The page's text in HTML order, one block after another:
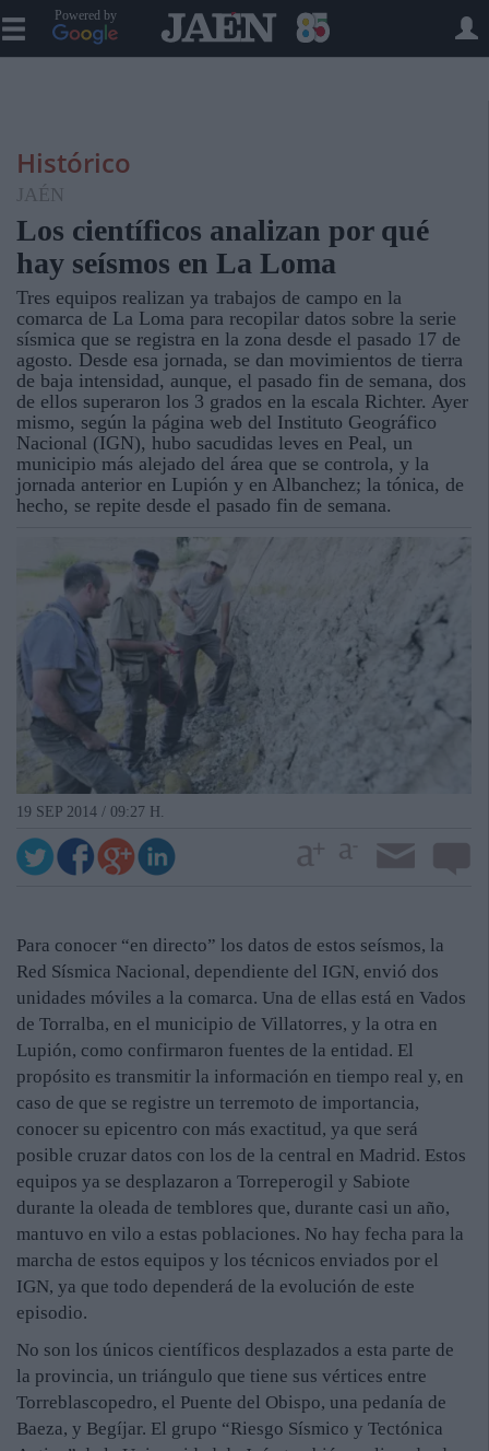
Powered by
Histórico
JAÉN
Los científicos analizan por qué
hay seísmos en La Loma
Tres equipos realizan ya trabajos de campo en la
comarca de La Loma para recopilar datos sobre la serie
sísmica que se registra en la zona desde el pasado 17 de
agosto. Desde esa jornada, se dan movimientos de tierra
de baja intensidad, aunque, el pasado fin de semana, dos
de ellos superaron los 3 grados en la escala Richter. Ayer
mismo, según la página web del Instituto Geográfico
Nacional (IGN), hubo sacudidas leves en Peal, un
municipio más alejado del área que se controla, y la
jornada anterior en Lupión y en Albanchez; la tónica, de
hecho, se repite desde el pasado fin de semana.
19 SEP 2014 / 09:27 H.
Para conocer “en directo” los datos de estos seísmos, la
Red Sísmica Nacional, dependiente del IGN, envió dos
unidades móviles a la comarca. Una de ellas está en Vados
de Torralba, en el municipio de Villatorres, y la otra en
Lupión, como confirmaron fuentes de la entidad. El
propósito es transmitir la información en tiempo real y, en
caso de que se registre un terremoto de importancia,
conocer su epicentro con más exactitud, ya que será
posible cruzar datos con los de la central en Madrid. Estos
equipos ya se desplazaron a Torreperogil y Sabiote
durante la oleada de temblores que, durante casi un año,
mantuvo en vilo a estas poblaciones. No hay fecha para la
marcha de estos equipos y los técnicos enviados por el
IGN, ya que todo dependerá de la evolución de este
episodio.
No son los únicos científicos desplazados a esta parte de
la provincia, un triángulo que tiene sus vértices entre
Torreblascopedro, el Puente del Obispo, una pedanía de
Baeza, y Begíjar. El grupo “Riesgo Sísmico y Tectónica